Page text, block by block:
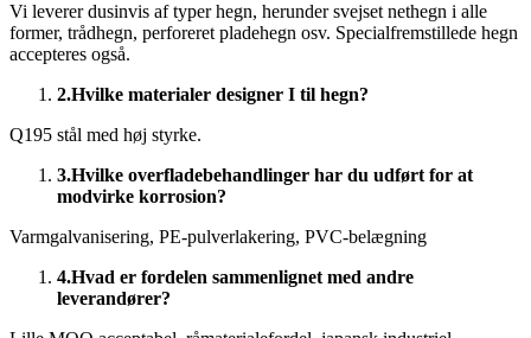
Vi leverer dusinvis af typer hegn, herunder svejset nethegn i alle
former, trådhegn, perforeret pladehegn osv. Specialfremstillede hegn
accepteres også.
2.Hvilke materialer designer I til hegn?
Q195 stål med høj styrke.
3.Hvilke overfladebehandlinger har du udført for at
modvirke korrosion?
Varmgalvanisering, PE-pulverlakering, PVC-belægning
4.Hvad er fordelen sammenlignet med andre
leverandører?